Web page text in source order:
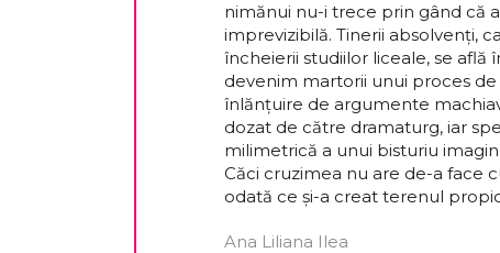
nimănui nu-i trece prin gând că
imprevizibilă. Tinerii absolvenți,
încheierii studiilor liceale, se află
devenim martorii unui proces
înlănțuire de argumente
dozat de către dramaturg, iar
milimetrică a unui bisturiu
Căci cruzimea nu are de-a face
odată ce și-a creat terenul
Ana Liliana Ilea